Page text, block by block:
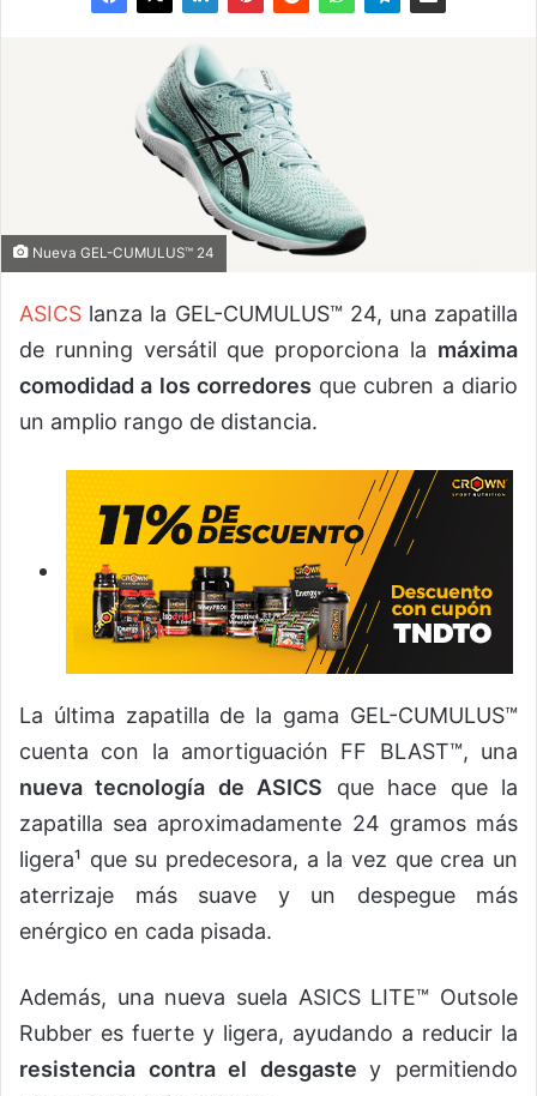
Nueva GEL-CUMULUS™ 24
ASICS lanza la GEL-CUMULUS™ 24, una zapatilla
de running versátil que proporciona la máxima
comodidad a los corredores que cubren a diario
un amplio rango de distancia.
La última zapatilla de la gama GEL-CUMULUS™
cuenta con la amortiguación FF BLAST™, una
nueva tecnología de ASICS que hace que la
zapatilla sea aproximadamente 24 gramos más
ligera¹ que su predecesora, a la vez que crea un
aterrizaje más suave y un despegue más
enérgico en cada pisada.
Además, una nueva suela ASICS LITE™ Outsole
Rubber es fuerte y ligera, ayudando a reducir la
resistencia contra el desgastey permitiendo